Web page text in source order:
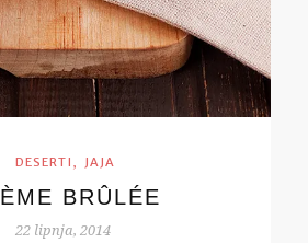
DESERTI , JAJA
BRÛLÉE
22 lipnja, 2014